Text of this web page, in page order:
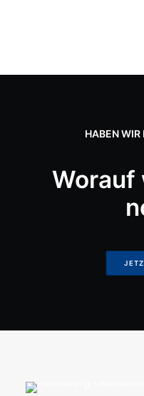
40 Jahre
HABEN WIR
Worauf